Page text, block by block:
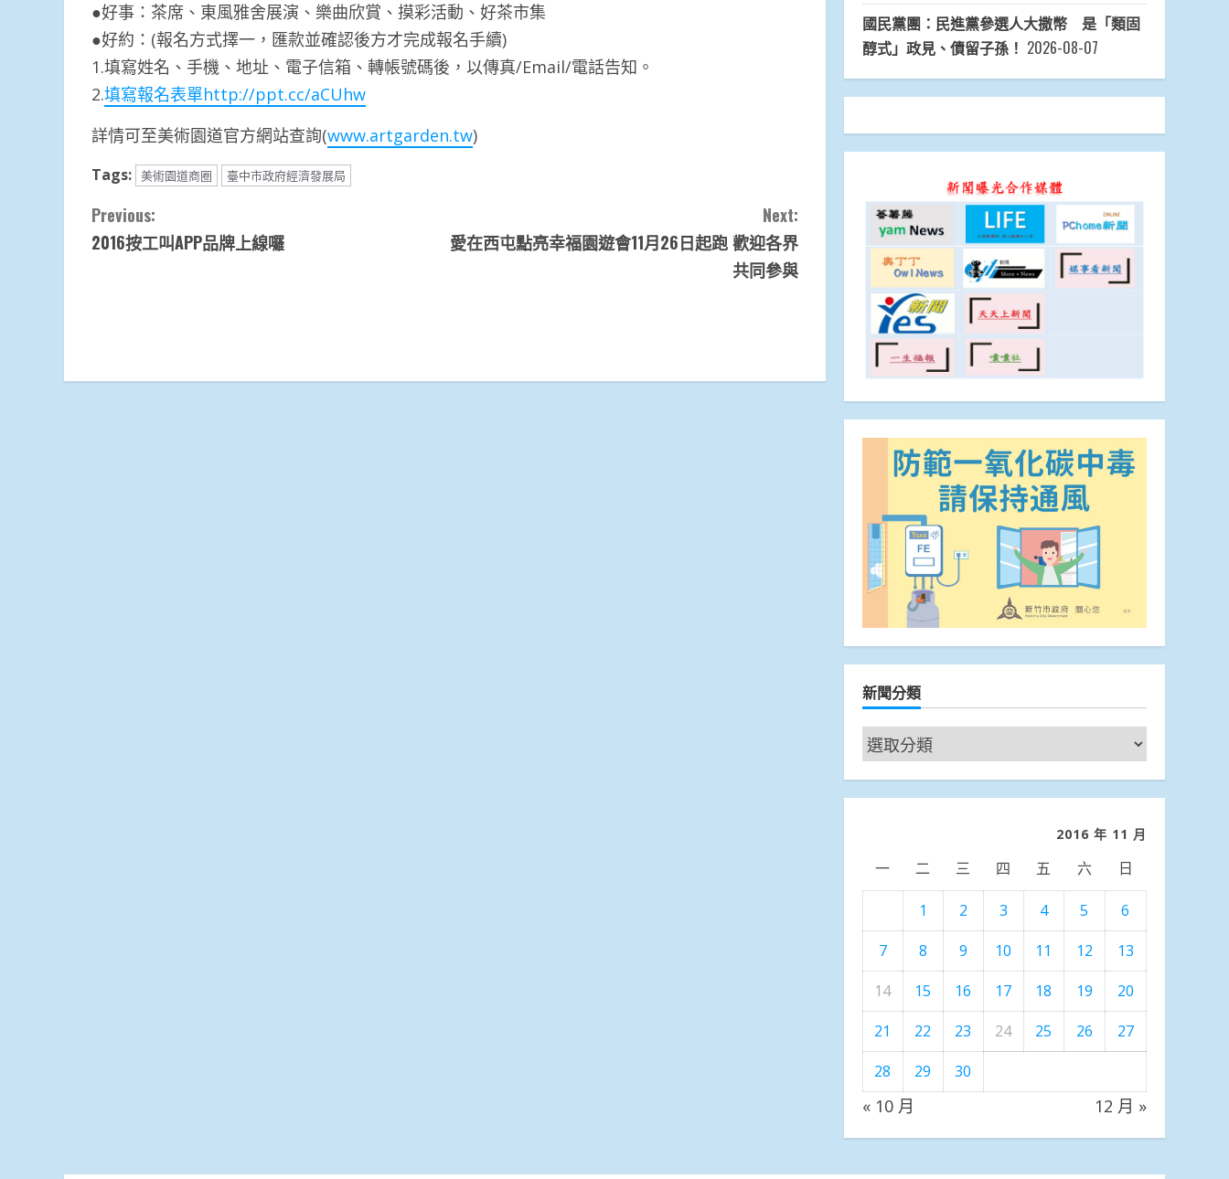
●好事：茶席、東風雅舍展演、樂曲欣賞、摸彩活動、好茶市集
●好約：(報名方式擇一，匯款並確認後方才完成報名手續)
1.填寫姓名、手機、地址、電子信箱、轉帳號碼後，以傳真/Email/電話告知。
2.填寫報名表單http://ppt.cc/aCUhw
詳情可至美術園道官方網站查詢(www.artgarden.tw)
Tags: 美術園道商圈 臺中市政府經濟發展局
Continue
Reading
Previous:
2016按工叫APP品牌上線囉
Next:
愛在西屯點亮幸福園遊會11月26日起跑 歡迎各界
共同參與
國民黨團：民進黨參選人大撒幣 是「類固
醇式」政見、債留子孫！ 2026-08-07
新聞分類
新
聞
分
2016 年 11 月
一 二 三 四 五 六 日
1 2 3 4 5
6
7
8 9 10 11 12
13
14
15 16 17 18 19
20
21
22 23 24 25 26
27
28
29 30
« 10 月 12 月 »